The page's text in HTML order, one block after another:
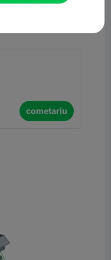
cometariu